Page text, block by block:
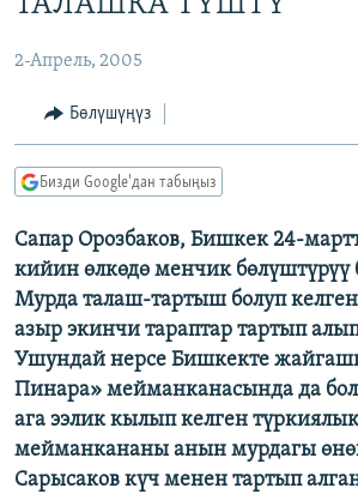
МАДАНИЯТ
ТВ ПРОГРАММАЛАР
БҮГҮН АЗАТТЫКТА
ДАНИСТЕ
ЭЖЕ-СИҢДИЛЕР
АЗАТТЫК+
ЫҢГАЙСЫЗ СУРООЛОР
ПОДКАСТ
ОНЛАЙН ШЕРИНЕ
ЭЕ/АРнун бардык сайттары
2-Апрель, 2005
Бөлүшүңүз
Бизди Google'дан табыңыз
Сапар Орозбаков, Бишкек 24-
кийин өлкөдө менчик бөлүштүрүү
Мурда талаш-тартыш болуп
азыр экинчи тараптар тартып
Ушундай нерсе Бишкекте
Пинара» мейманканасында да
ага ээлик кылып келген
мейманкананы анын мурдагы
Сарысаков күч менен тартып